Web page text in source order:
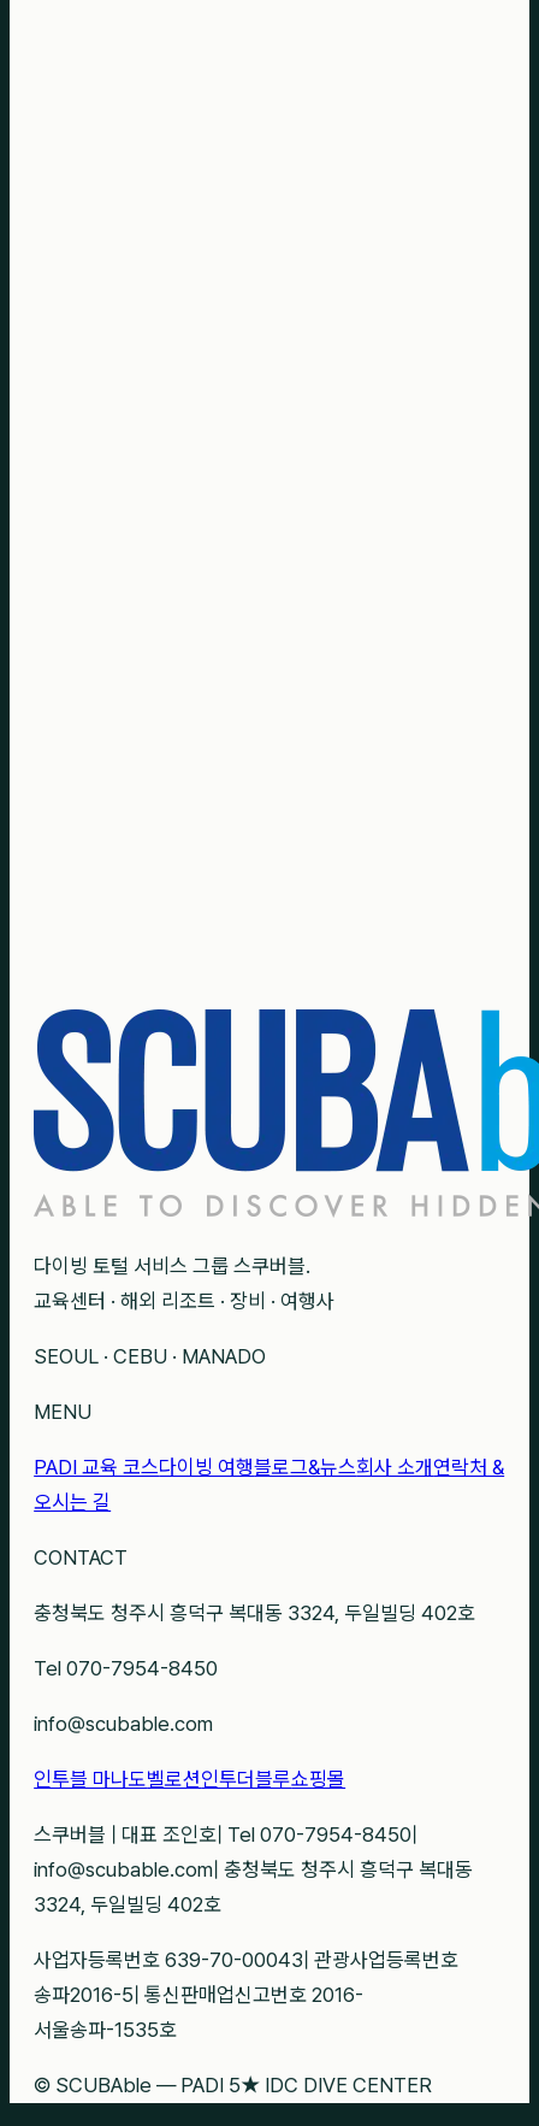
다이빙 토털 서비스 그룹 스쿠버블.
교육센터 · 해외 리조트 · 장비 · 여행사
SEOUL · CEBU · MANADO
MENU
PADI 교육 코스다이빙 여행블로그&뉴스회사 소개 연락처 &
오시는 길
CONTACT
충청북도 청주시 흥덕구 복대동 3324, 두일빌딩 402호
Tel 070-7954-8450
info@scubable.com
인투블 마나도벨로션인투더블루쇼핑몰
스쿠버블 대표 조인호 Tel 070-7954-8450
info@scubable.com 충청북도 청주시 흥덕구 복대동
3324, 두일빌딩 402호
사업자등록번호 639-70-00043 관광사업등록번호
송파2016-5 통신판매업신고번호 2016-
서울송파-1535호
© SCUBAble — PADI 5★ IDC DIVE CENTER